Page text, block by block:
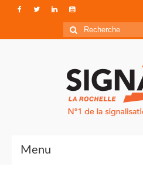
Rechercher
:
Menu